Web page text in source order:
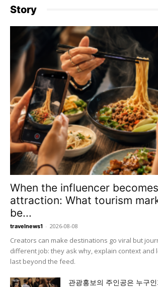
Story
When the influencer
attraction: What tourism
be...
travelnews1 - 2026-08-08
Creators can make destinations go viral but
different job: they ask why, explain context and
last beyond the feed.
관광홍보의 주인공은 누구